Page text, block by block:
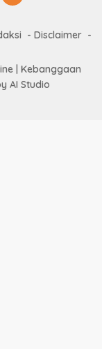
Disclaimer
| Kebanggaan
AI Studio